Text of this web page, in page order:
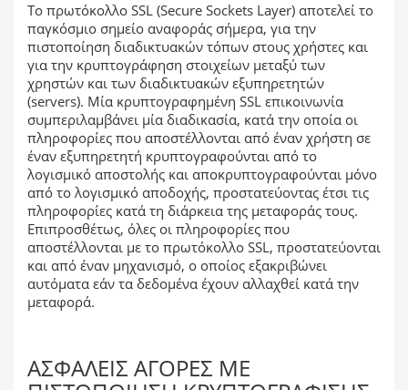
Το πρωτόκολλο SSL (Secure Sockets Layer) αποτελεί το
παγκόσμιο σημείο αναφοράς σήμερα, για την
πιστοποίηση διαδικτυακών τόπων στους χρήστες και
για την κρυπτογράφηση στοιχείων μεταξύ των
χρηστών και των διαδικτυακών εξυπηρετητών
(servers). Μία κρυπτογραφημένη SSL επικοινωνία
συμπεριλαμβάνει μία διαδικασία, κατά την οποία οι
πληροφορίες που αποστέλλονται από έναν χρήστη σε
έναν εξυπηρετητή κρυπτογραφούνται από το
λογισμικό αποστολής και αποκρυπτογραφούνται μόνο
από το λογισμικό αποδοχής, προστατεύοντας έτσι τις
πληροφορίες κατά τη διάρκεια της μεταφοράς τους.
Επιπροσθέτως, όλες οι πληροφορίες που
αποστέλλονται με το πρωτόκολλο SSL, προστατεύονται
και από έναν μηχανισμό, ο οποίος εξακριβώνει
αυτόματα εάν τα δεδομένα έχουν αλλαχθεί κατά την
μεταφορά.
ΑΣΦΑΛΕΊΣ ΑΓΟΡΈΣ ΜΕ